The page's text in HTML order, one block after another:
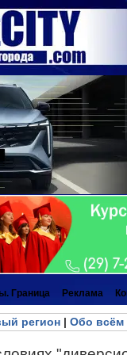
Граница Реклама
регион| Обо всём